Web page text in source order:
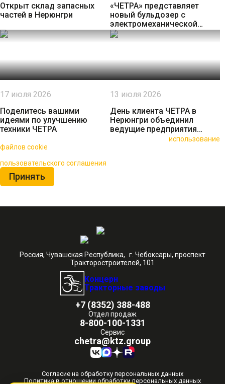
Открыт склад запасных
частей в Нерюнгри
«ЧЕТРА» представляет
новый бульдозер с
электромеханической
трансмиссией
17 июля 2026
Поделитесь вашими
идеями по улучшению
техники ЧЕТРА
13 июля 2026
День клиента ЧЕТРА в
Нерюнгри объединил
ведущие предприятия
использование
файлов cookie
пользовательского соглашения
Принять
Россия, Чувашская Республика, г. Чебоксары, проспект
Тракторостроителей, 101
Концерн
Тракторные заводы
+7 (8352) 388-488
Отдел продаж
8-800-100-1331
Сервис
chetra@ktz.group
Согласие на обработку персональных данных
Политика в отношении обработки персональных данных